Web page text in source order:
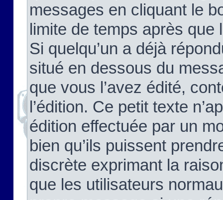
messages en cliquant le
limite de temps après que
Si quelqu’un a déjà
situé en dessous du
que vous l’avez édité,
l’édition. Ce petit texte
édition effectuée par un
bien qu’ils puissent
discrète exprimant la
que les utilisateurs